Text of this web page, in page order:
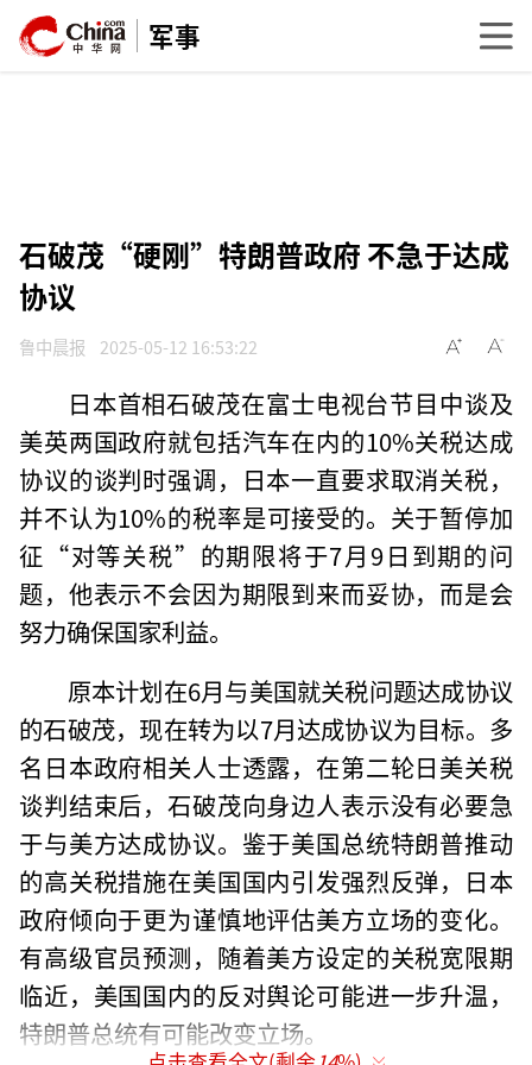
军事
石破茂“硬刚”特朗普政府 不急于达成
协议
鲁中晨报 2025-05-12 16:53:22
日本首相石破茂在富士电视台节目中谈及
美英两国政府就包括汽车在内的10%关税达成
协议的谈判时强调，日本一直要求取消关税，
并不认为10%的税率是可接受的。关于暂停加
征“对等关税”的期限将于7月9日到期的问
题，他表示不会因为期限到来而妥协，而是会
努力确保国家利益。
原本计划在6月与美国就关税问题达成协议
的石破茂，现在转为以7月达成协议为目标。多
名日本政府相关人士透露，在第二轮日美关税
谈判结束后，石破茂向身边人表示没有必要急
于与美方达成协议。鉴于美国总统特朗普推动
的高关税措施在美国国内引发强烈反弹，日本
政府倾向于更为谨慎地评估美方立场的变化。
有高级官员预测，随着美方设定的关税宽限期
临近，美国国内的反对舆论可能进一步升温，
特朗普总统有可能改变立场。